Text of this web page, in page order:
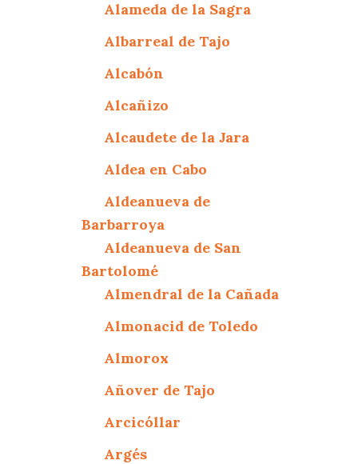
Alameda de la Sagra
Albarreal de Tajo
Alcabón
Alcañizo
Alcaudete de la Jara
Aldea en Cabo
Aldeanueva de
Barbarroya
Aldeanueva de San
Bartolomé
Almendral de la Cañada
Almonacid de Toledo
Almorox
Añover de Tajo
Arcicóllar
Argés